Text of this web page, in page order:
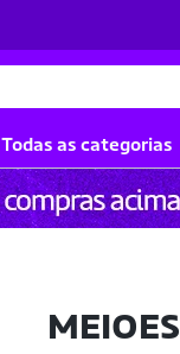
Todas as categorias